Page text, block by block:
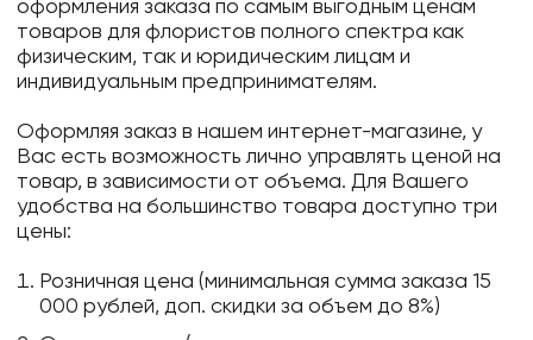
оформления заказа по самым выгодным ценам
товаров для флористов полного спектра как
физическим, так и юридическим лицам и
индивидуальным предпринимателям.
Оформляя заказ в нашем интернет-магазине, у
Вас есть возможность лично управлять ценой на
товар, в зависимости от объема. Для Вашего
удобства на большинство товара доступно три
цены:
Розничная цена (минимальная сумма заказа 15
000 рублей, доп. скидки за объем до 8%)